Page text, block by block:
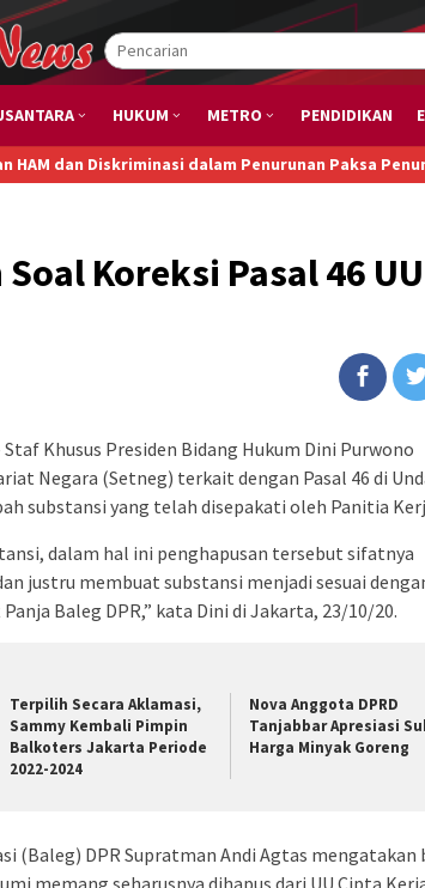
HUKUM METRO PENDIDIKAN
dalam Penurunan Paksa Penumpang
Koreksi Pasal 46 UU
Staf Khusus Presiden Bidang Hukum Dini Purwono
Negara (Setneg) terkait dengan Pasal 46 di
substansi yang telah disepakati oleh Panitia
dalam hal ini penghapusan tersebut sifatnya
justru membuat substansi menjadi sesuai
Baleg DPR,” kata Dini di Jakarta, 23/10/20.
Terpilih Secara Aklamasi,
Sammy Kembali Pimpin
Balkoters Jakarta Periode
2022-2024
Nova Anggota DPRD
Tanjabbar Apresiasi
Harga Minyak Goreng
(Baleg) DPR Supratman Andi Agtas mengatakan
memang seharusnya dihapus dari UU Cipta